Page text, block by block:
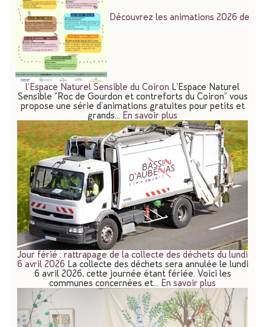
Découvrez les animations 2026 de
l’Espace Naturel Sensible du Coiron L’Espace Naturel
Sensible “Roc de Gourdon et contreforts du Coiron” vous
propose une série d’animations gratuites pour petits et
grands… En savoir plus
Jour férié : rattrapage de la collecte des déchets du lundi
6 avril 2026 La collecte des déchets sera annulée le lundi
6 avril 2026, cette journée étant fériée. Voici les
communes concernées et… En savoir plus